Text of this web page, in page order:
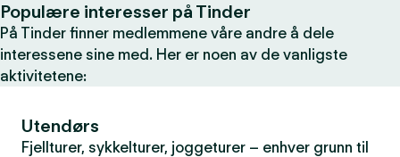
Populære interesser på Tinder
På Tinder finner medlemmene våre andre å dele
interessene sine med. Her er noen av de vanligste
aktivitetene:
Utendørs
Fjellturer, sykkelturer, joggeturer – enhver grunn til